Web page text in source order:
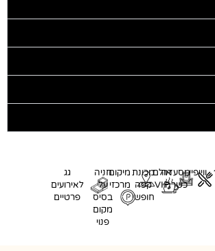
ווייפיימסעדה
כשרה
אולם
VIP
מכונת
קפה
חופשי
מיקום
מרכזי
חניה
על
בסיס
מקום
פנוי
גג
לאירועים
פרטיים